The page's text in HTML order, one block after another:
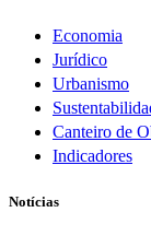
Economia
Jurídico
Urbanismo
Canteiro de
Indicadores
Notícias